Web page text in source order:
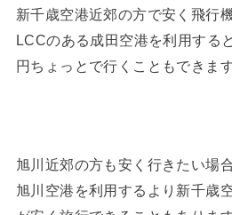
新千歳空港近郊の方で安く飛行
LCCのある成田空港を利用する
円ちょっとで行くこともできます
旭川近郊の方も安く行きたい場合
旭川空港を利用するより新千歳